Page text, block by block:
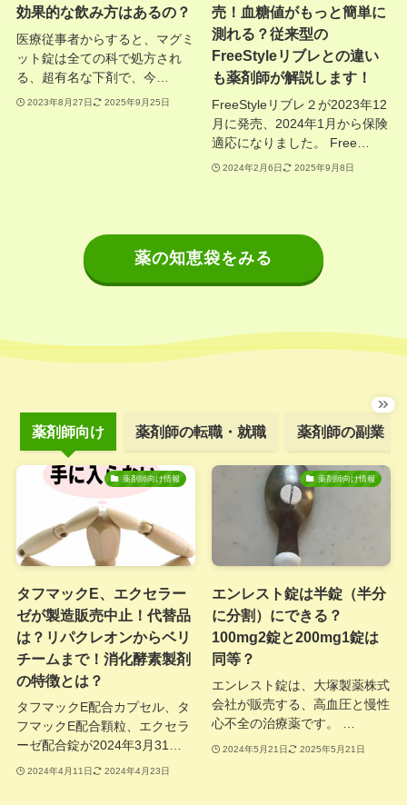
効果的な飲み方はあるの？
医療従事者からすると、マグミ
ット錠は全ての科で処方され
る、超有名な下剤で、今…
2023年8月27日 2025年9月25日
売！血糖値がもっと簡単に
測れる？従来型の
FreeStyleリブレとの違い
も薬剤師が解説します！
FreeStyleリブレ２が2023年12
月に発売、2024年1月から保険
適応になりました。 Free…
2024年2月6日 2025年9月8日
薬の知恵袋をみる
薬剤師向け 薬剤師の転職・就職 薬剤師の副業
薬剤師向け情報
タフマックE、エクセラー
ゼが製造販売中止！代替品
は？リパクレオンからベリ
チームまで！消化酵素製剤
の特徴とは？
タフマックE配合カプセル、タ
フマックE配合顆粒、エクセラ
ーゼ配合錠が2024年3月31…
2024年4月11日 2024年4月23日
薬剤師向け情報
エンレスト錠は半錠（半分
に分割）にできる？
100mg2錠と200mg1錠は
同等？
エンレスト錠は、大塚製薬株式
会社が販売する、高血圧と慢性
心不全の治療薬です。 …
2024年5月21日 2025年5月21日